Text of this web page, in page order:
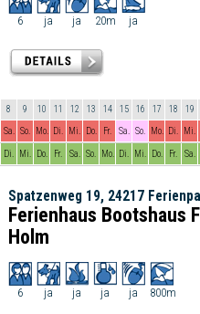
6 ja ja 20m ja
8 9 10 11 12 13 14 15 16 17 18 19
Sa. So. Mo. Di. Mi. Do. Fr. Sa. So. Mo. Di. Mi.
Di. Mi. Do. Fr. Sa. So. Mo. Di. Mi. Do. Fr. Sa.
Spatzenweg 19, 24217
Ferienhaus Bootshaus
Holm
6 ja ja ja ja 800m